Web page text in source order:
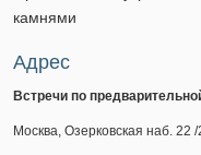
камнями
Адрес
Встречи по
Москва, Озерковская наб. 22 /